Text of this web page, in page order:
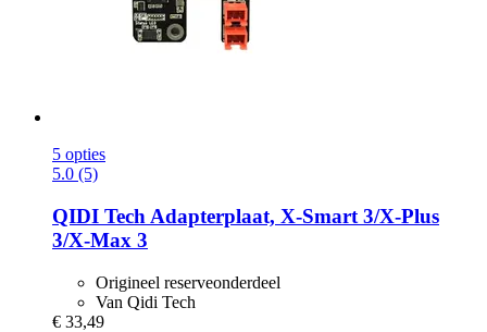
5 opties
5.0 (5)
QIDI Tech Adapterplaat, X-​Smart 3/X-​Plus
3/X-​Max 3
Origineel reserveonderdeel
Van Qidi Tech
€ 33,49